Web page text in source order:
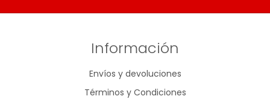
Información
Envíos y devoluciones
Términos y Condiciones